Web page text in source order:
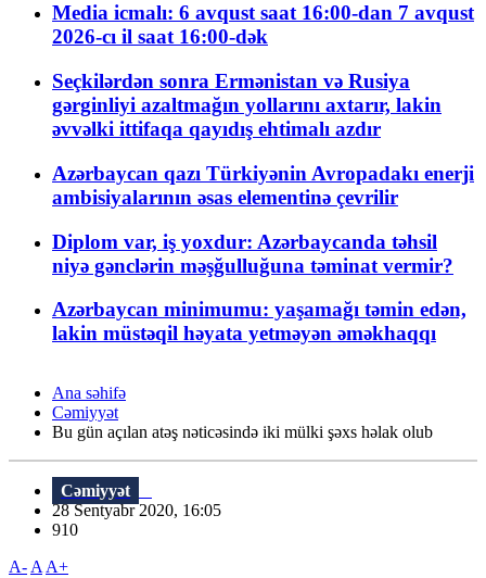
Media icmalı: 6 avqust saat 16:00-dan 7 avqust
2026-cı il saat 16:00-dək
Seçkilərdən sonra Ermənistan və Rusiya
gərginliyi azaltmağın yollarını axtarır, lakin
əvvəlki ittifaqa qayıdış ehtimalı azdır
Azərbaycan qazı Türkiyənin Avropadakı enerji
ambisiyalarının əsas elementinə çevrilir
Diplom var, iş yoxdur: Azərbaycanda təhsil
niyə gənclərin məşğulluğuna təminat vermir?
Azərbaycan minimumu: yaşamağı təmin edən,
lakin müstəqil həyata yetməyən əməkhaqqı
Ana səhifə
Cəmiyyət
Bu gün açılan atəş nəticəsində iki mülki şəxs həlak olub
Cəmiyyət
28 Sentyabr 2020, 16:05
910
A- A A+